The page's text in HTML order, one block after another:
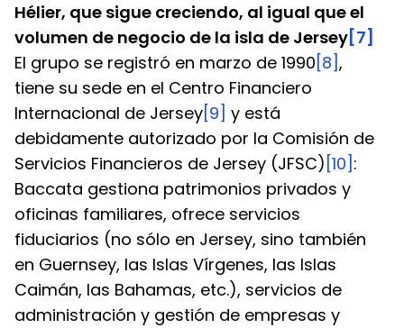
Hélier, que sigue creciendo, al igual que el
volumen de negocio de la isla de Jersey [7]
El grupo se registró en marzo de 1990 [8] ,
tiene su sede en el Centro Financiero
Internacional de Jersey [9] y está
debidamente autorizado por la Comisión de
Servicios Financieros de Jersey (JFSC) [10] :
Baccata gestiona patrimonios privados y
oficinas familiares, ofrece servicios
fiduciarios (no sólo en Jersey, sino también
en Guernsey, las Islas Vírgenes, las Islas
Caimán, las Bahamas, etc.), servicios de
administración y gestión de empresas y